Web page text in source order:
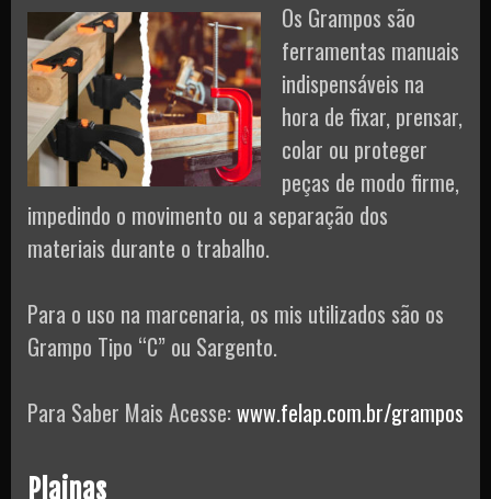
Os Grampos são
ferramentas manuais
indispensáveis na
hora de fixar, prensar,
colar ou proteger
peças de modo firme,
impedindo o movimento ou a separação dos
materiais durante o trabalho.
Para o uso na marcenaria, os mis utilizados são os
Grampo Tipo “C” ou Sargento.
Para Saber Mais Acesse: www.felap.com.br/grampos
Plainas